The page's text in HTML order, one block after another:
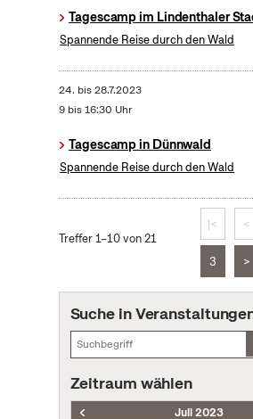
Tagescamp im Lindenthaler
Spannende Reise durch den Wald
24. bis28.7.2023
9 bis 16:30 Uhr
Tagescamp in Dünnwald
Spannende Reise durch den Wald
Treffer 1–10 von 21
|< <
3 >
Suche in
Zeitraum wählen
Juli 2023